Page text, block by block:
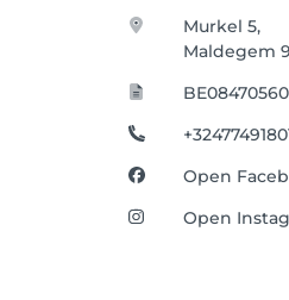
Murkel 5,
Maldegem
Open
Open